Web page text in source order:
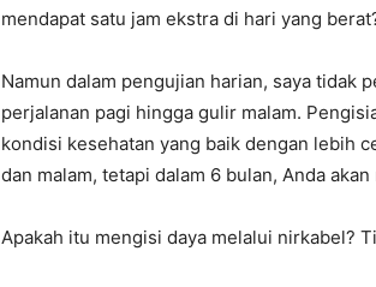
mendapat satu jam ekstra di hari yang
Namun dalam pengujian harian, saya tidak
perjalanan pagi hingga gulir malam.
kondisi kesehatan yang baik dengan lebih
dan malam, tetapi dalam 6 bulan, Anda
Apakah itu mengisi daya melalui nirkabel?